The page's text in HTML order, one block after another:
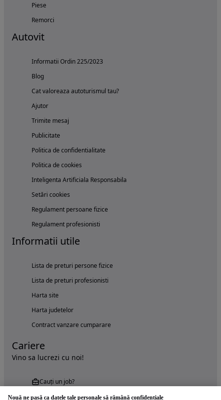
Piese
Remorci
Autovit
Informatii Ordin 225/2023
Blog
Cat valoreaza autoturismul tau?
Ajutor
Trimite mesaj
Publicitate
Politica de confidentialitate
Politica de cookies
Inteligenta Artificiala Responsabila
Setări cookies
Regulament persoane fizice
Regulament profesionisti
Informatii utile
Lista de preturi persone fizice
Lista de preturi profesionisti
Harta site
Harta judetelor
Contract vanzare cumparare
Cariere
Vino sa lucrezi cu noi!
Cauți un job?
Nouă ne pasă ca datele tale personale să rămână confidențiale